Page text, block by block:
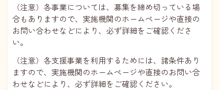
（注意）各事業については、募集を締め切っている場
合もありますので、実施機関のホームページや直接の
お問い合わせなどにより、必ず詳細をご確認くださ
い。
（注意）各支援事業を利用するためには、諸条件あり
ますので、実施機関のホームページや直接のお問い合
わせなどにより、必ず詳細をご確認ください。